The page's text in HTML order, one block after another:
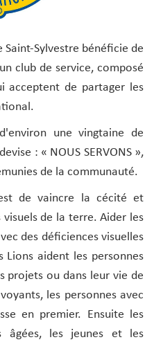
Sylvestre bénéficie de
club de service, composé
acceptent de partager les
une vingtaine de
: « NOUS SERVONS »,
de la communauté.
de vaincre la cécité et
de la terre. Aider les
des déficiences visuelles
Lions aident les personnes
projets ou dans leur vie de
les personnes avec
en premier. Ensuite les
âgées, les jeunes et les